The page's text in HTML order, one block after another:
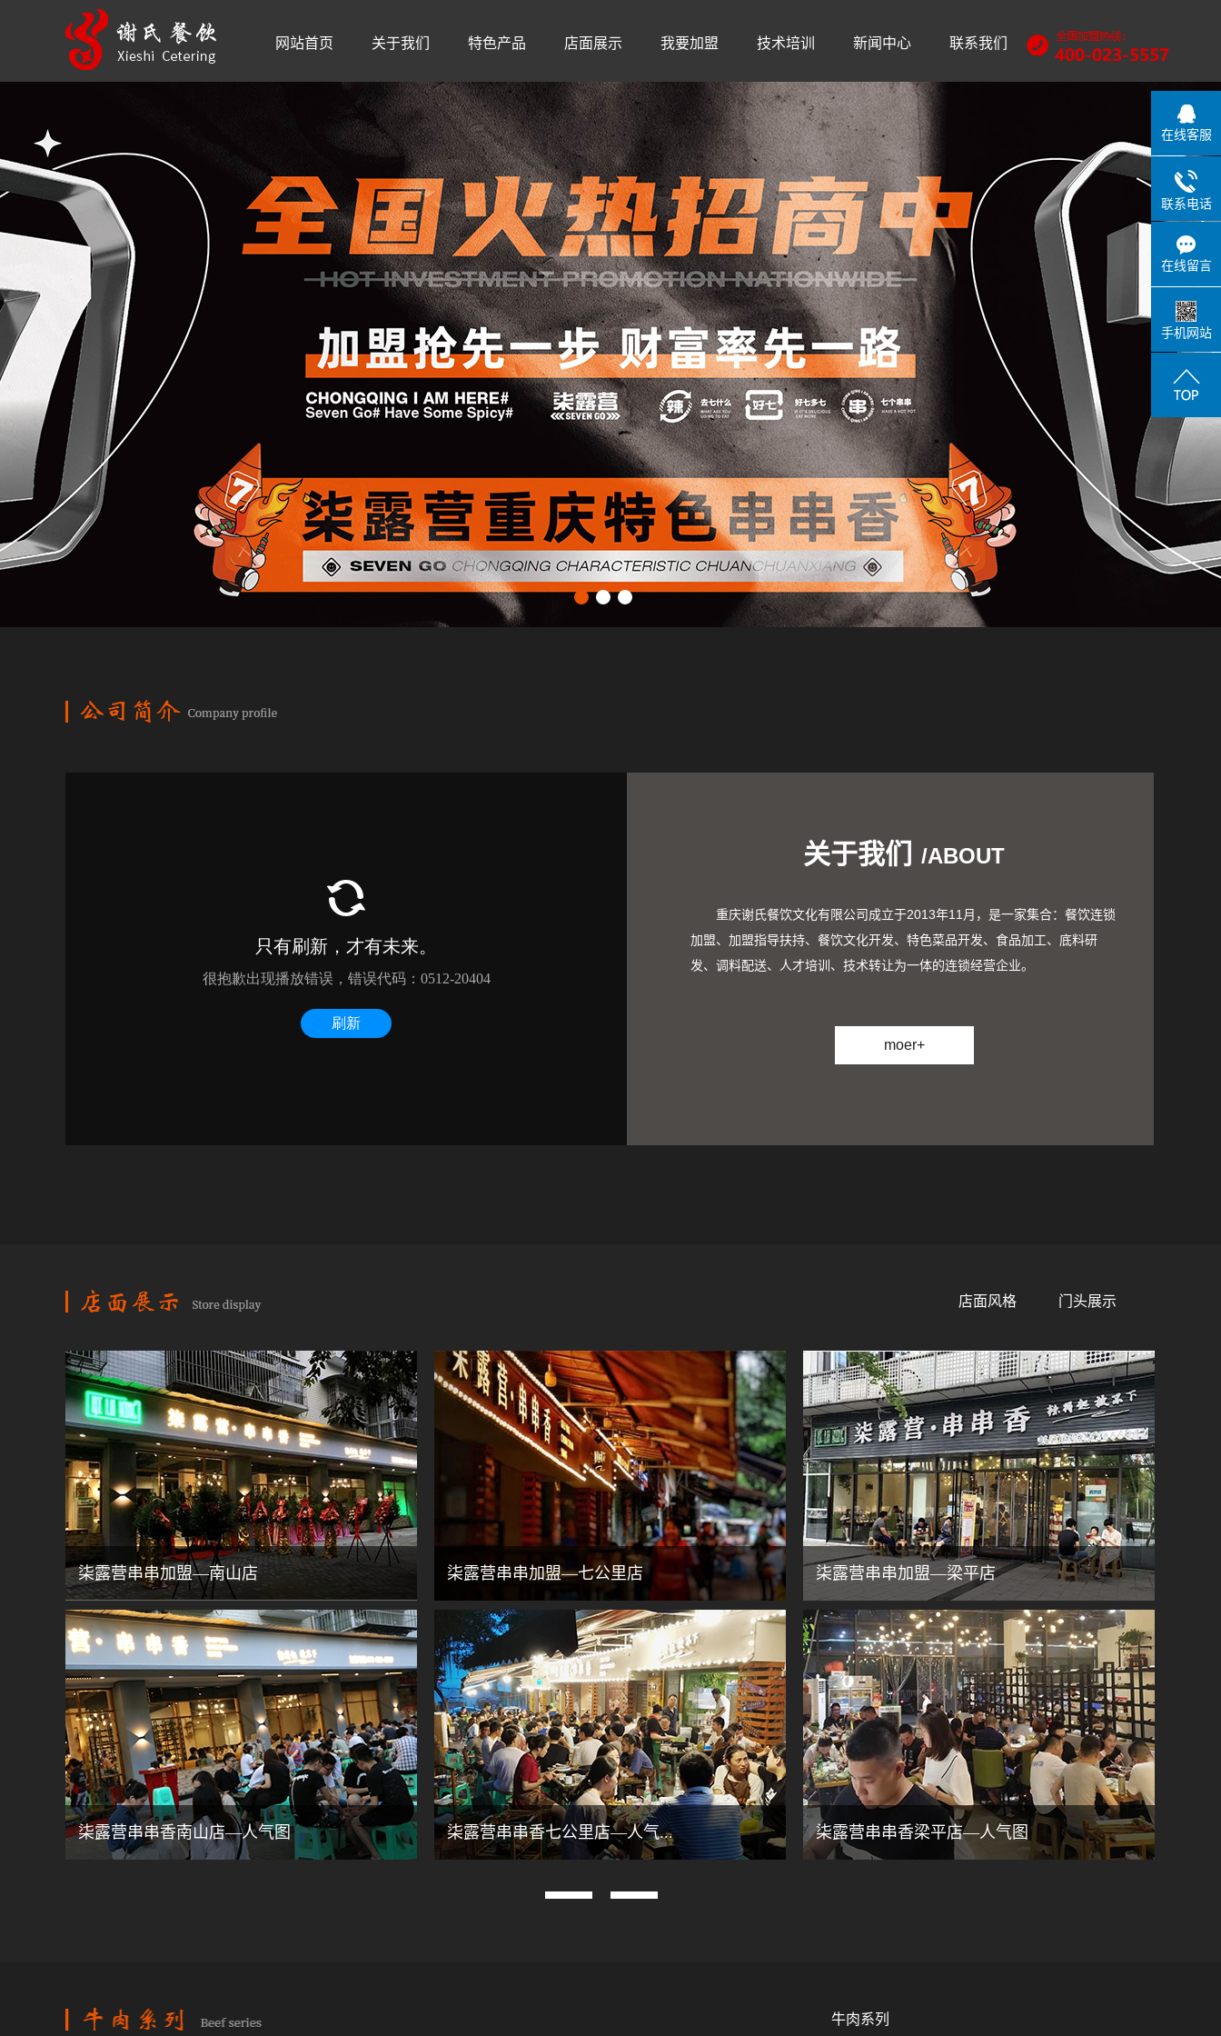
网站首页 关于我们
品牌荣誉
公司简介
品牌文化
特色产品
招牌菜品
牛肉系列
特色大串
人气甜品
现做小吃
特色锅底
店面展示
火爆场面
加盟店展示
店铺风格
我要加盟
加盟优势
加盟费及投资费用分析
加盟流程
技术培训 新闻中心
公司动态
行业动态
常见问题
联系我们
关于我们 /ABOUT
重庆谢氏餐饮文化有限公司成立于2013年11月，是一家集合：餐饮连锁
加盟、加盟指导扶持、餐饮文化开发、特色菜品开发、食品加工、底料研
发、调料配送、人才培训、技术转让为一体的连锁经营企业。
moer+
店面风格 门头展示
柒露营串串加盟—南山店 柒露营串串加盟—七公里店 柒露营串串加盟—梁平店
柒露营串串香南山店—人气图 柒露营串串香七公里店—人气... 柒露营串串香梁平店—人气图
牛肉系列
在线客服
联系电话
在线留言
手机网站